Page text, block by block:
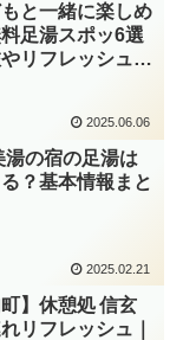
もと一緒に楽しめ
足湯スポッ6選
リフレッシュに
2025.06.06
の宿の足湯は
？基本情報まと
2025.02.21
】休憩処 信玄
リフレッシュ｜